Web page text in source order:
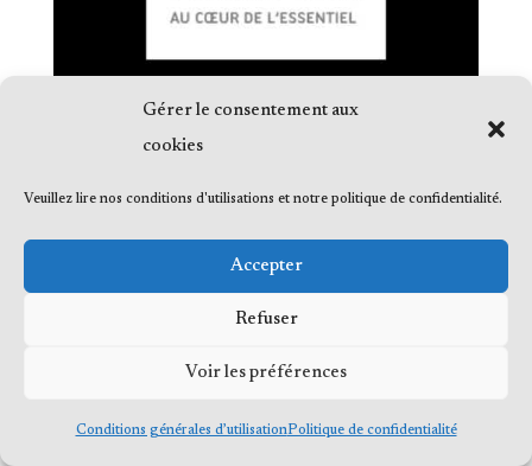
Gérer le consentement aux
cookies
Veuillez lire nos conditions d'utilisations et notre politique de confidentialité.
Accepter
Refuser
Voir les préférences
Conditions générales d’utilisationPolitique de confidentialité